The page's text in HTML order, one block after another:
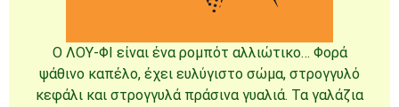
Ο ΛΟΥ-ΦΙ είναι ένα ρομπότ αλλιώτικο… Φορά
ψάθινο καπέλο, έχει ευλύγιστο σώμα, στρογγυλό
κεφάλι και στρογγυλά πράσινα γυαλιά. Τα γαλάζια